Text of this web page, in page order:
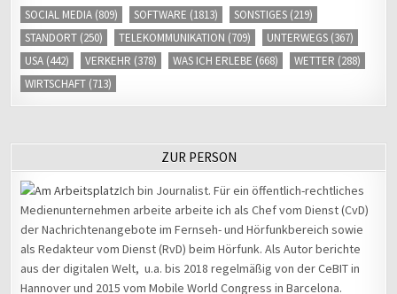
SOCIAL MEDIA (809) SOFTWARE (1813) SONSTIGES (219)
STANDORT (250) TELEKOMMUNIKATION (709) UNTERWEGS (367)
USA (442) VERKEHR (378) WAS ICH ERLEBE (668) WETTER (288)
WIRTSCHAFT (713)
ZUR PERSON
Ich bin Journalist. Für ein öffentlich-rechtliches
Medienunternehmen arbeite arbeite ich als Chef vom Dienst (CvD)
der Nachrichtenangebote im Fernseh- und Hörfunkbereich sowie
als Redakteur vom Dienst (RvD) beim Hörfunk. Als Autor berichte
aus der digitalen Welt, u.a. bis 2018 regelmäßig von der CeBIT in
Hannover und 2015 vom Mobile World Congress in Barcelona.